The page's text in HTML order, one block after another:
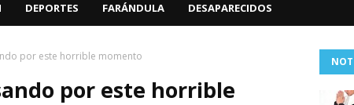
DEPORTES FARÁNDULA DESAPARECIDOS
por este horrible momento
por este horrible